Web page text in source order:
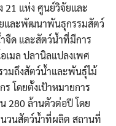
21 แห่ง ศูนย์วิจัยและ
และพัฒนาพันธุกรรมสัตว์
จืด และสัตว์น้ำที่มีการ
เมล ปลานิลแปลงเพศ
มถึงสัตว์น้ำและพันธุ์ไม้
โดยตั้งเป้าหมายการ
280 ล้านตัวต่อปี โดย
วนสัตว์น้ำที่ผลิต สถานที่